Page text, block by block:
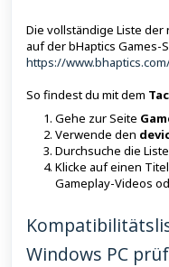
Die vollständige Liste
auf der bHaptics Games-
https://
So findest du mit dem
Gehe zur Seite
Verwende den
Durchsuche die
Klicke auf einen
Gameplay-Videos
Windows PC